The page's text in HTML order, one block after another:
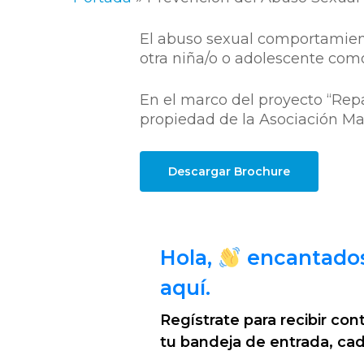
El abuso sexual
otra niña/o o adolescente
En el marco del proyecto
propiedad de la Asociación
Descargar Brochure
Hola, encantado
aquí.
Regístrate para recibir
tu bandeja de entrada,